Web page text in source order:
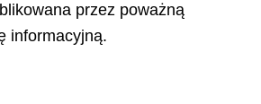
przez poważną
informacyjną.